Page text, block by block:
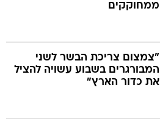
ממחוקקים
"צמצום צריכת הבשר לשני
המבורגרים בשבוע עשויה להציל
את כדור הארץ"